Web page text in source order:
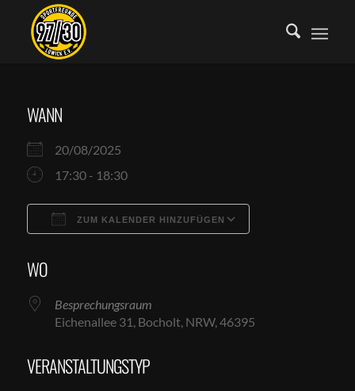
WANN
20/08/2025
17:30 - 18:30
ZUM KALENDER HINZUFÜGEN
WO
Besprechungsraum
Eichenallee 31, Bocholt, NRW, 46395
VERANSTALTUNGSTYP